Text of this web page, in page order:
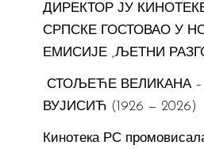
ДИРЕКТОР ЈУ
СРПСКЕ ГОСТОВАО У
ЕМИСИЈЕ „ЉЕТНИ
СТОЉЕЋЕ ВЕЛИКАНА
ВУЈИСИЋ (1926 — 2026)
Кинотека РС